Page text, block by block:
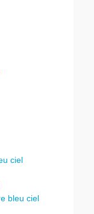
ciel
bleu ciel